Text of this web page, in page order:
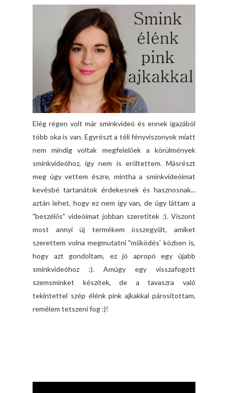
Elég régen volt már sminkvideó és ennek igazából
több oka is van. Egyrészt a téli fényviszonyok miatt
nem mindig voltak megfelelőek a körülmények
sminkvideóhoz, így nem is erőltettem. Másrészt
meg úgy vettem észre, mintha a sminkvideóimat
kevésbé tartanátok érdekesnek és hasznosnak...
aztán lehet, hogy ez nem így van, de úgy láttam a
"beszélős" videóimat jobban szeretitek :). Viszont
most annyi új termékem összegyűlt, amiket
szerettem volna megmutatni "működés' közben is,
hogy azt gondoltam, ez jó apropó egy újabb
sminkvideóhoz :). Amúgy egy visszafogott
szemsminket készítek, de a tavaszra való
tekintettel szép élénk pink ajkakkal párosítottam,
remélem tetszeni fog :)!